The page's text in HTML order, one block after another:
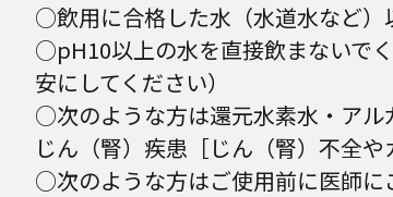
○飲用に合格した水（水道水など
○pH10以上の水を直接飲まないで
安にしてください）
○次のような方は還元水素水・アル
じん（腎）疾患［じん（腎）不全
○次のような方はご使用前に医師に